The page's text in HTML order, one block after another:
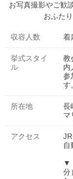
お写真撮影やご歓
おふた
収容人数 着
挙式スタイ
ル
教
内
参
す
所在地
長
マ
アクセス
自
▼
分